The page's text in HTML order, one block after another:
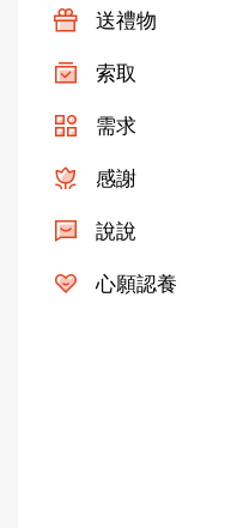
送禮物
索取
需求
感謝
說說
心願認養